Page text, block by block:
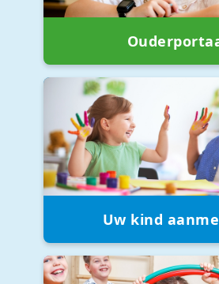
Uw kind